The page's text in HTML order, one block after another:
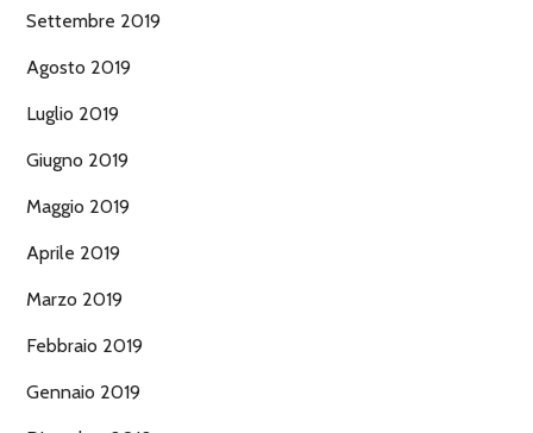
Settembre 2019
Agosto 2019
Luglio 2019
Giugno 2019
Maggio 2019
Aprile 2019
Marzo 2019
Febbraio 2019
Gennaio 2019